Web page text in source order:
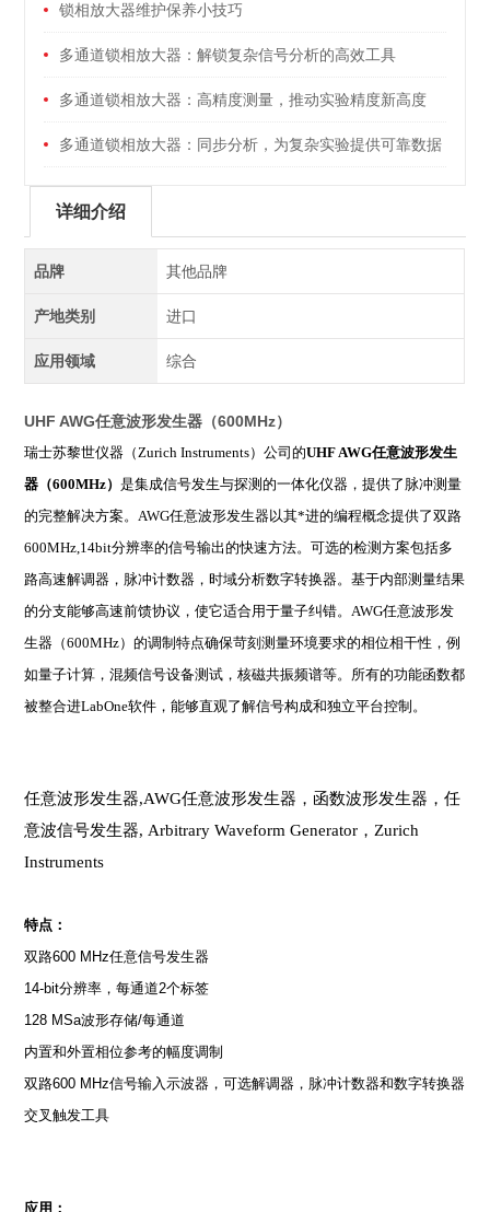
锁相放大器维护保养小技巧
多通道锁相放大器：解锁复杂信号分析的高效工具
多通道锁相放大器：高精度测量，推动实验精度新高度
多通道锁相放大器：同步分析，为复杂实验提供可靠数据
详细介绍
品牌 其他品牌
产地类别 进口
应用领域 综合
UHF AWG任意波形发生器（600MHz）
瑞士苏黎世仪器（Zurich Instruments）公司的UHF AWG任意波形发生
器（600MHz）是集成信号发生与探测的一体化仪器，提供了脉冲测量
的完整解决方案。AWG任意波形发生器以其*进的编程概念提供了双路
600MHz,14bit分辨率的信号输出的快速方法。可选的检测方案包括多
路高速解调器，脉冲计数器，时域分析数字转换器。基于内部测量结果
的分支能够高速前馈协议，使它适合用于量子纠错。AWG任意波形发
生器（600MHz）的调制特点确保苛刻测量环境要求的相位相干性，例
如量子计算，混频信号设备测试，核磁共振频谱等。所有的功能函数都
被整合进LabOne软件，能够直观了解信号构成和独立平台控制。
任意波形发生器,AWG任意波形发生器，函数波形发生器，任
意波信号发生器, Arbitrary Waveform Generator ，Zurich
Instruments
特点：
双路600 MHz任意信号发生器
14-bit分辨率，每通道2个标签
128 MSa波形存储/每通道
内置和外置相位参考的幅度调制
双路600 MHz信号输入示波器，可选解调器，脉冲计数器和数字转换器
交叉触发工具
应用：